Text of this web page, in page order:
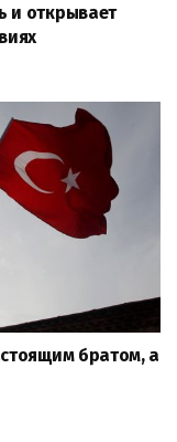
и открывает
братом, а